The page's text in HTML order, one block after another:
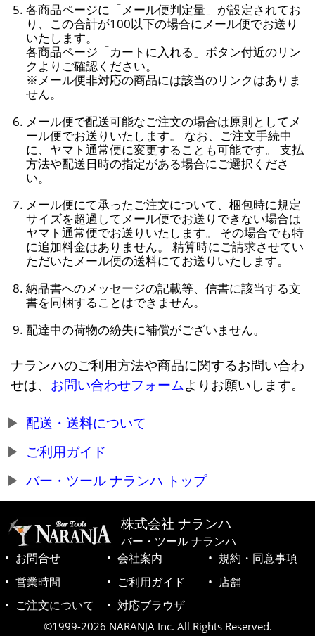
各商品ページに「メール便判定量」が設定されてお
り、この合計が100以下の場合にメール便でお送り
いたします。
各商品ページ「カートに入れる」ボタン付近のリン
クよりご確認ください。
※メール便非対応の商品には該当のリンクはありま
せん。
メール便で配送可能なご注文の場合は原則としてメ
ール便でお送りいたします。 なお、ご注文手続中
に、ヤマト通常便に変更することも可能です。 支払
方法や配送日時の指定がある場合にご選択くださ
い。
メール便にて承ったご注文について、梱包時に規定
サイズを超過してメール便でお送りできない場合は
ヤマト通常便でお送りいたします。 その場合でも特
に追加料金はありません。 精算時にご請求させてい
ただいたメール便の送料にてお送りいたします。
納品書へのメッセージの記載等、信書に該当する文
書を同梱することはできません。
配達中の荷物の紛失に補償がございません。
ナランハのご利用方法や商品に関するお問い合わ
せは、 お問い合わせフォームよりお願いします。
配送・送料について
ご利用ガイド
バー・ツール ナランハ トップ
株式会社 ナランハ
バー・ツール ナランハ
お問合せ
会社案内
規約・同意事項
営業時間
ご利用ガイド
店舗
ご注文について
対応ブラウザ
©1999-2026 NARANJA Inc. All Rights Reserved.